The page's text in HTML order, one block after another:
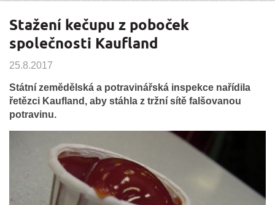
Stažení kečupu z poboček
společnosti Kaufland
25.8.2017
Státní zemědělská a potravinářská inspekce nařídila
řetězci Kaufland, aby stáhla z tržní sítě falšovanou
potravinu.